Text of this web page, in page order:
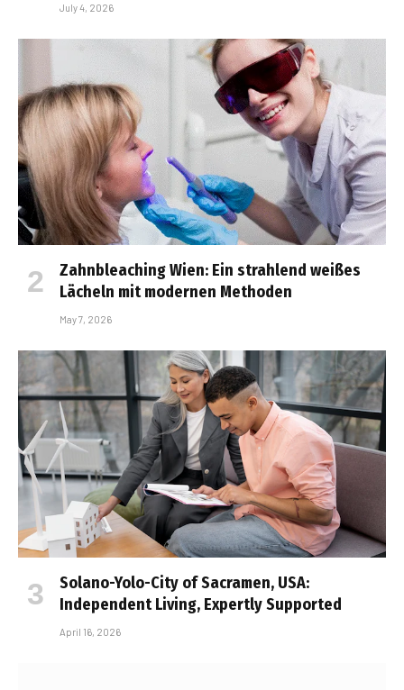
July 4, 2026
Zahnbleaching Wien: Ein strahlend weißes
Lächeln mit modernen Methoden
May 7, 2026
Solano-Yolo-City of Sacramen, USA:
Independent Living, Expertly Supported
April 16, 2026